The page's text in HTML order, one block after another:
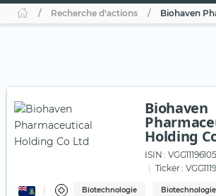
Recherche d'actions Biohaven
Biohaven
Holding
ISIN :
Ticker :
Biotechnologie Biotechnologie